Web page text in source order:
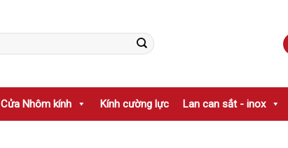
Cửa Nhôm kính Kính cường lực Lan can sắt - inox